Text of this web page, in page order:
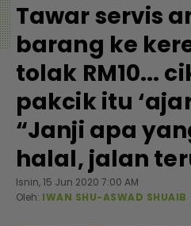
Tawar servis
barang ke
tolak RM10...
pakcik itu
“Janji apa
halal, jalan
Isnin, 15 Jun 2020 7:00 AM
Oleh: IWAN SHU-ASWAD SHUAIB